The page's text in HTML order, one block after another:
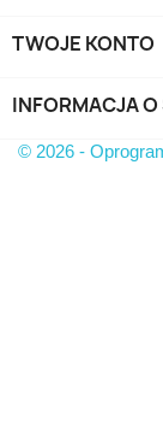
TWOJE KONTO
INFORMACJA O
© 2026 -